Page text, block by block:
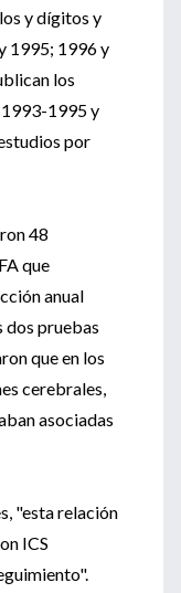
y dígitos y
1995; 1996 y
los
1993-1995 y
por
48
que
anual
dos pruebas
que en los
cerebrales,
asociadas
"esta relación
ICS